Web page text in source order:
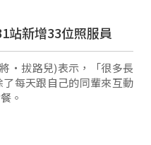
站新增33位照服員
‧拔路兒)表示，「很多長
每天跟自己的同輩來互動
。